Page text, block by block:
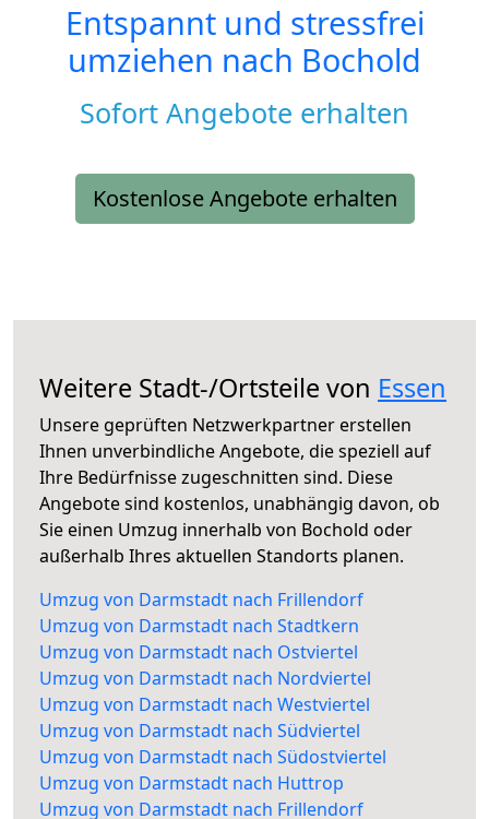
Entspannt und stressfrei
umziehen nach Bochold
Sofort Angebote erhalten
Kostenlose Angebote erhalten
Weitere Stadt-/Ortsteile von Essen
Unsere geprüften Netzwerkpartner erstellen
Ihnen unverbindliche Angebote, die speziell auf
Ihre Bedürfnisse zugeschnitten sind. Diese
Angebote sind kostenlos, unabhängig davon, ob
Sie einen Umzug innerhalb von Bochold oder
außerhalb Ihres aktuellen Standorts planen.
Umzug von Darmstadt nach Frillendorf
Umzug von Darmstadt nach Stadtkern
Umzug von Darmstadt nach Ostviertel
Umzug von Darmstadt nach Nordviertel
Umzug von Darmstadt nach Westviertel
Umzug von Darmstadt nach Südviertel
Umzug von Darmstadt nach Südostviertel
Umzug von Darmstadt nach Huttrop
Umzug von Darmstadt nach Frillendorf